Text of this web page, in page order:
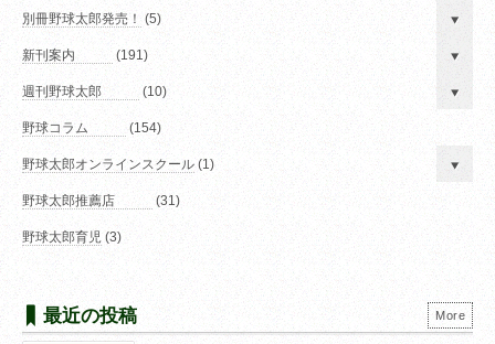
別冊野球太郎発売！ (5)
新刊案内 (191)
週刊野球太郎 (10)
野球コラム (154)
野球太郎オンラインスクール (1)
野球太郎推薦店 (31)
野球太郎育児 (3)
最近の投稿 More